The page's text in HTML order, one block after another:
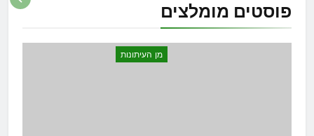
פוסטים מומלצים
מן העיתונות